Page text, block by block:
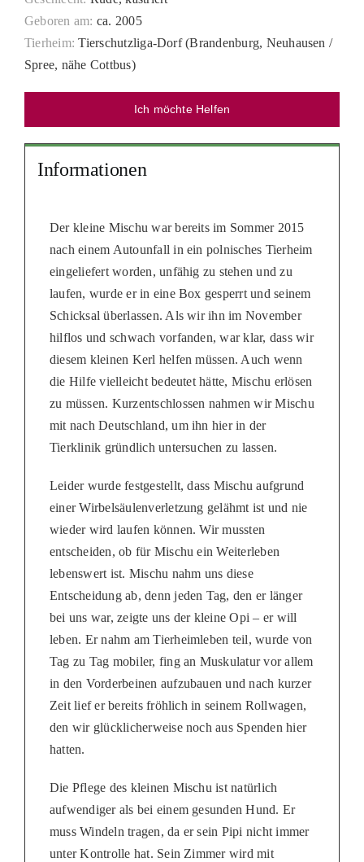
HELFER
Geboren am: ca. 2005
Tierheim: Tierschutzliga-Dorf (Brandenburg, Neuhausen /
Spree, nähe Cottbus)
Ich möchte Helfen
Informationen
Der kleine Mischu war bereits im Sommer 2015
nach einem Autounfall in ein polnisches Tierheim
eingeliefert worden, unfähig zu stehen und zu
laufen, wurde er in eine Box gesperrt und seinem
Schicksal überlassen. Als wir ihn im November
hilflos und schwach vorfanden, war klar, dass wir
diesem kleinen Kerl helfen müssen. Auch wenn
die Hilfe vielleicht bedeutet hätte, Mischu erlösen
zu müssen. Kurzentschlossen nahmen wir Mischu
mit nach Deutschland, um ihn hier in der
Tierklinik gründlich untersuchen zu lassen.
Leider wurde festgestellt, dass Mischu aufgrund
einer Wirbelsäulenverletzung gelähmt ist und nie
wieder wird laufen können. Wir mussten
entscheiden, ob für Mischu ein Weiterleben
lebenswert ist. Mischu nahm uns diese
Entscheidung ab, denn jeden Tag, den er länger
bei uns war, zeigte uns der kleine Opi – er will
leben. Er nahm am Tierheimleben teil, wurde von
Tag zu Tag mobiler, fing an Muskulatur vor allem
in den Vorderbeinen aufzubauen und nach kurzer
Zeit lief er bereits fröhlich in seinem Rollwagen,
den wir glücklicherweise noch aus Spenden hier
hatten.
Die Pflege des kleinen Mischu ist natürlich
aufwendiger als bei einem gesunden Hund. Er
muss Windeln tragen, da er sein Pipi nicht immer
unter Kontrolle hat. Sein Zimmer wird mit